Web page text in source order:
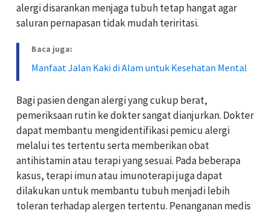
alergi disarankan menjaga tubuh tetap hangat agar
saluran pernapasan tidak mudah teriritasi.
Baca juga:
Manfaat Jalan Kaki di Alam untuk Kesehatan Mental
Bagi pasien dengan alergi yang cukup berat,
pemeriksaan rutin ke dokter sangat dianjurkan. Dokter
dapat membantu mengidentifikasi pemicu alergi
melalui tes tertentu serta memberikan obat
antihistamin atau terapi yang sesuai. Pada beberapa
kasus, terapi imun atau imunoterapi juga dapat
dilakukan untuk membantu tubuh menjadi lebih
toleran terhadap alergen tertentu. Penanganan medis